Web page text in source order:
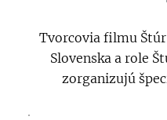
Tvorcovia filmu Štúr
Slovenska a role
zorganizujú
.